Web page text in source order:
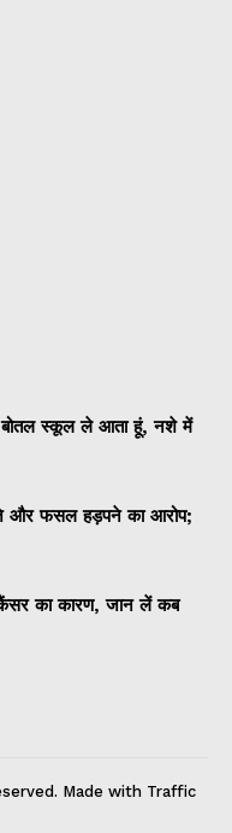
बोतल स्कूल ले आता हूं, नशे में
और फसल हड़पने का आरोप;
का कारण, जान लें कब
Made with Traffic